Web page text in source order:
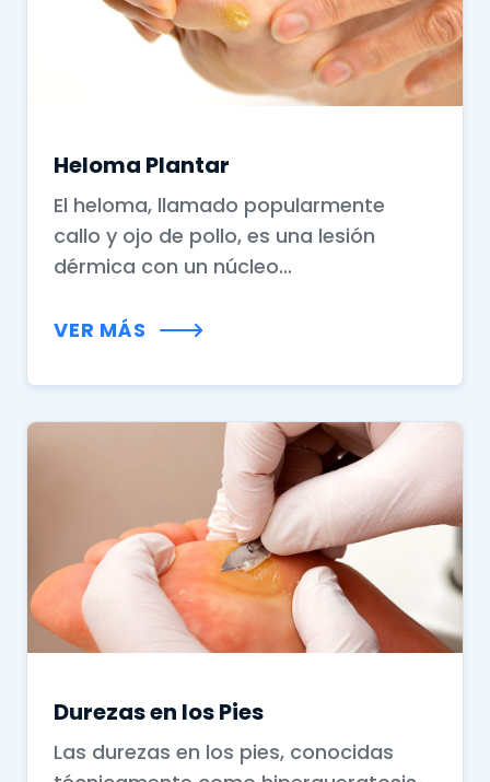
Heloma Plantar
El heloma, llamado popularmente
callo y ojo de pollo, es una lesión
dérmica con un núcleo...
VER MÁS
Durezas en los Pies
Las durezas en los pies, conocidas